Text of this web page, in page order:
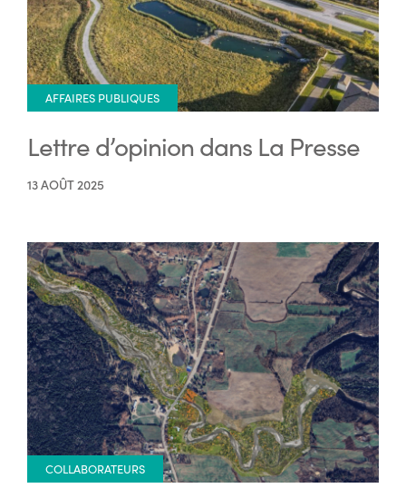
AFFAIRES PUBLIQUES
Lettre d’opinion dans La Presse
13 AOÛT 2025
COLLABORATEURS